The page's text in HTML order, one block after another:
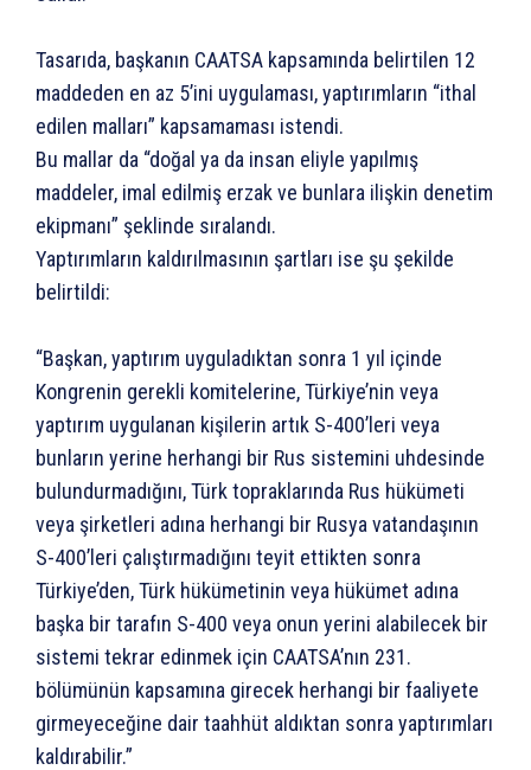
Tasarıda, başkanın CAATSA kapsamında belirtilen 12
maddeden en az 5’ini uygulaması, yaptırımların “ithal
edilen malları” kapsamaması istendi.
Bu mallar da “doğal ya da insan eliyle yapılmış
maddeler, imal edilmiş erzak ve bunlara ilişkin denetim
ekipmanı” şeklinde sıralandı.
Yaptırımların kaldırılmasının şartları ise şu şekilde
belirtildi:
“Başkan, yaptırım uyguladıktan sonra 1 yıl içinde
Kongrenin gerekli komitelerine, Türkiye’nin veya
yaptırım uygulanan kişilerin artık S-400’leri veya
bunların yerine herhangi bir Rus sistemini uhdesinde
bulundurmadığını, Türk topraklarında Rus hükümeti
veya şirketleri adına herhangi bir Rusya vatandaşının
S-400’leri çalıştırmadığını teyit ettikten sonra
Türkiye’den, Türk hükümetinin veya hükümet adına
başka bir tarafın S-400 veya onun yerini alabilecek bir
sistemi tekrar edinmek için CAATSA’nın 231.
bölümünün kapsamına girecek herhangi bir faaliyete
girmeyeceğine dair taahhüt aldıktan sonra yaptırımları
kaldırabilir.”